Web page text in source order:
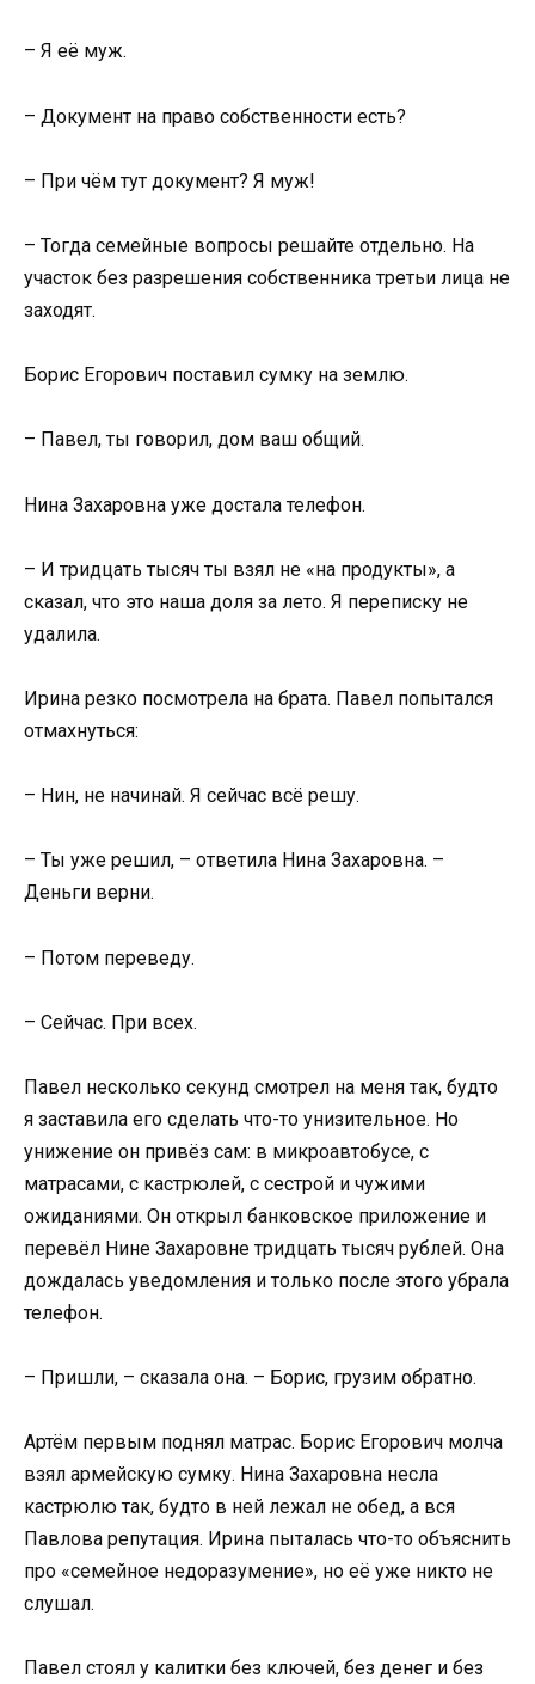
– Я её муж.
– Документ на право собственности есть?
– При чём тут документ? Я муж!
– Тогда семейные вопросы решайте отдельно. На
участок без разрешения собственника третьи лица не
заходят.
Борис Егорович поставил сумку на землю.
– Павел, ты говорил, дом ваш общий.
Нина Захаровна уже достала телефон.
– И тридцать тысяч ты взял не «на продукты», а
сказал, что это наша доля за лето. Я переписку не
удалила.
Ирина резко посмотрела на брата. Павел попытался
отмахнуться:
– Нин, не начинай. Я сейчас всё решу.
– Ты уже решил, – ответила Нина Захаровна. –
Деньги верни.
– Потом переведу.
– Сейчас. При всех.
Павел несколько секунд смотрел на меня так, будто
я заставила его сделать что-то унизительное. Но
унижение он привёз сам: в микроавтобусе, с
матрасами, с кастрюлей, с сестрой и чужими
ожиданиями. Он открыл банковское приложение и
перевёл Нине Захаровне тридцать тысяч рублей. Она
дождалась уведомления и только после этого убрала
телефон.
– Пришли, – сказала она. – Борис, грузим обратно.
Артём первым поднял матрас. Борис Егорович молча
взял армейскую сумку. Нина Захаровна несла
кастрюлю так, будто в ней лежал не обед, а вся
Павлова репутация. Ирина пыталась что-то объяснить
про «семейное недоразумение», но её уже никто не
слушал.
Павел стоял у калитки без ключей, без денег и без